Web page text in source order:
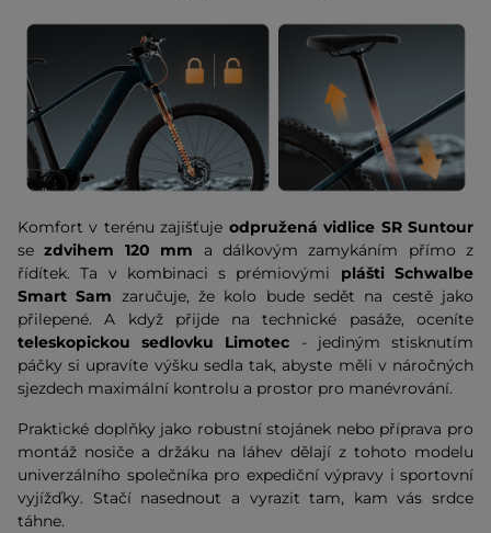
Komfort v terénu zajišťuje odpružená vidlice SR Suntour
se zdvihem 120 mm a dálkovým zamykáním přímo z
řídítek. Ta v kombinaci s prémiovými plášti Schwalbe
Smart Sam zaručuje, že kolo bude sedět na cestě jako
přilepené. A když přijde na technické pasáže, oceníte
teleskopickou sedlovku Limotec - jediným stisknutím
páčky si upravíte výšku sedla tak, abyste měli v náročných
sjezdech maximální kontrolu a prostor pro manévrování.
Praktické doplňky jako robustní stojánek nebo příprava pro
montáž nosiče a držáku na láhev dělají z tohoto modelu
univerzálního společníka pro expediční výpravy i sportovní
vyjížďky. Stačí nasednout a vyrazit tam, kam vás srdce
táhne.